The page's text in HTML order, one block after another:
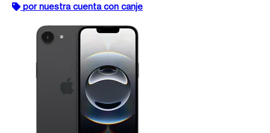
por nuestra cuenta con canje